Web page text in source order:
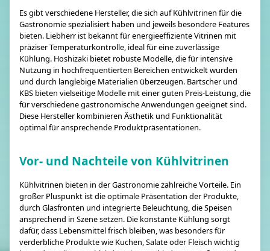
Es gibt verschiedene Hersteller, die sich auf Kühlvitrinen für die
Gastronomie spezialisiert haben und jeweils besondere Features
bieten. Liebherr ist bekannt für energieeffiziente Vitrinen mit
präziser Temperaturkontrolle, ideal für eine zuverlässige
Kühlung. Hoshizaki bietet robuste Modelle, die für intensive
Nutzung in hochfrequentierten Bereichen entwickelt wurden
und durch langlebige Materialien überzeugen. Bartscher und
KBS bieten vielseitige Modelle mit einer guten Preis-Leistung, die
für verschiedene gastronomische Anwendungen geeignet sind.
Diese Hersteller kombinieren Ästhetik und Funktionalität
optimal für ansprechende Produktpräsentationen.
Vor- und Nachteile von Kühlvitrinen
Kühlvitrinen bieten in der Gastronomie zahlreiche Vorteile. Ein
großer Pluspunkt ist die optimale Präsentation der Produkte,
durch Glasfronten und integrierte Beleuchtung, die Speisen
ansprechend in Szene setzen. Die konstante Kühlung sorgt
dafür, dass Lebensmittel frisch bleiben, was besonders für
verderbliche Produkte wie Kuchen, Salate oder Fleisch wichtig